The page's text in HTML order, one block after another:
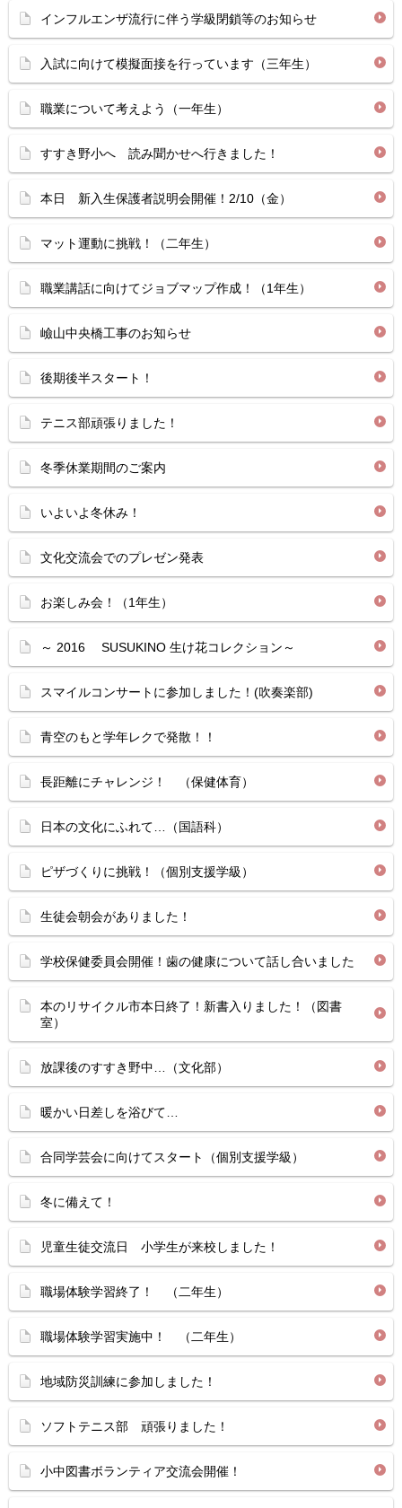
インフルエンザ流行に伴う学級閉鎖等のお知らせ
入試に向けて模擬面接を行っています（三年生）
職業について考えよう（一年生）
すすき野小へ 読み聞かせへ行きました！
本日 新入生保護者説明会開催！2/10（金）
マット運動に挑戦！（二年生）
職業講話に向けてジョブマップ作成！（1年生）
嶮山中央橋工事のお知らせ
後期後半スタート！
テニス部頑張りました！
冬季休業期間のご案内
いよいよ冬休み！
文化交流会でのプレゼン発表
お楽しみ会！（1年生）
～ 2016 SUSUKINO 生け花コレクション～
スマイルコンサートに参加しました！(吹奏楽部)
青空のもと学年レクで発散！！
長距離にチャレンジ！ （保健体育）
日本の文化にふれて…（国語科）
ピザづくりに挑戦！（個別支援学級）
生徒会朝会がありました！
学校保健委員会開催！歯の健康について話し合いました
本のリサイクル市本日終了！新書入りました！（図書
室）
放課後のすすき野中…（文化部）
暖かい日差しを浴びて…
合同学芸会に向けてスタート（個別支援学級）
冬に備えて！
児童生徒交流日 小学生が来校しました！
職場体験学習終了！ （二年生）
職場体験学習実施中！ （二年生）
地域防災訓練に参加しました！
ソフトテニス部 頑張りました！
小中図書ボランティア交流会開催！